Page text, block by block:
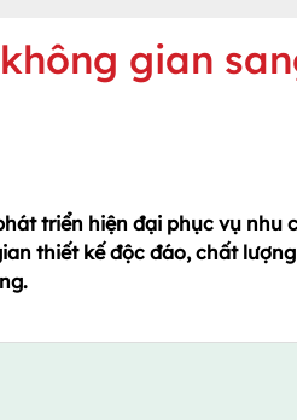
gian
triển hiện đại phục vụ nhu
thiết kế độc đáo, chất lượng